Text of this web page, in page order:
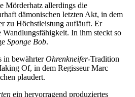
Mörderhatz allerdings die
dämonischen letzten Akt, in dem
zu Höchstleistung aufläuft. Er
Wandlungsfähigkeit. In ihm steckt so
Sponge Bob.
in bewährterOhrenkneifer-Tradition
Of, in dem Regisseur Marc
plaudert.
ein hervorragend produziertes